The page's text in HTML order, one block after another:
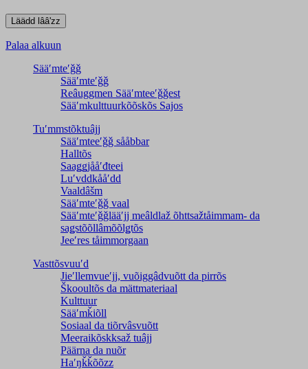
Palaa alkuun
Sääʹmteʹǧǧ
Sääʹmteʹǧǧ
Reâuggmen Sääʹmteeʹǧǧest
Sääʹmkulttuurkõõskõs Sajos
Tuʹmmstõktuâjj
Sääʹmteeʹǧǧ sååbbar
Halltõs
Saaǥǥjååʹđteei
Luʹvddkååʹdd
Vaaldâšm
Sääʹmteʹǧǧ vaal
Sääʹmteʹǧǧlääʹjj meâldlaž õhttsažtåimmam- da
saǥstõõllâmõõlǥtõs
Jeeʹres tåimmorgaan
Vasttõsvuuʹd
Jieʹllemvueʹjj, vuõiggâdvuõtt da pirrõs
Škooultõs da mättmateriaal
Kulttuur
Sääʹmǩiõll
Sosiaal da tiõrvâsvuõtt
Meeraikõskksaž tuâjj
Päärna da nuõr
Haʹŋǩǩõõzz